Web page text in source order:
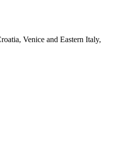
Venice and Eastern Italy,